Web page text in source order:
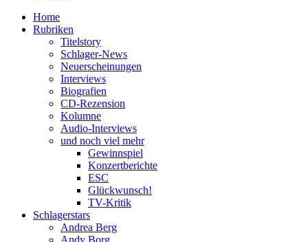
Home
Rubriken
Titelstory
Schlager-News
Neuerscheinungen
Interviews
Biografien
CD-Rezension
Kolumne
Audio-Interviews
und noch viel mehr
Gewinnspiel
Konzertberichte
ESC
Glückwunsch!
TV-Kritik
Schlagerstars
Andrea Berg
Andy Borg